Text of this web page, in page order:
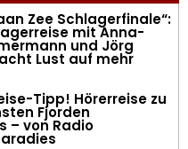
Zee Schlagerfinale“:
mit Anna-
und Jörg
Lust auf mehr
Tipp! Hörerreise zu
Fjorden
– von Radio